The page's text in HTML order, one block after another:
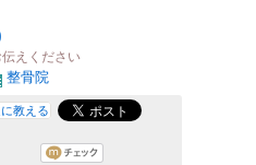
伝えください
整骨院
教える